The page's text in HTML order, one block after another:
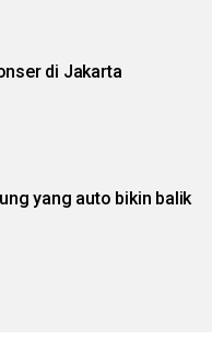
di Jakarta
yang auto bikin balik